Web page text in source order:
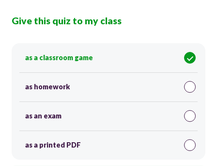
Give this quiz to my class
as a classroom game
as homework
as an exam
as a printed PDF